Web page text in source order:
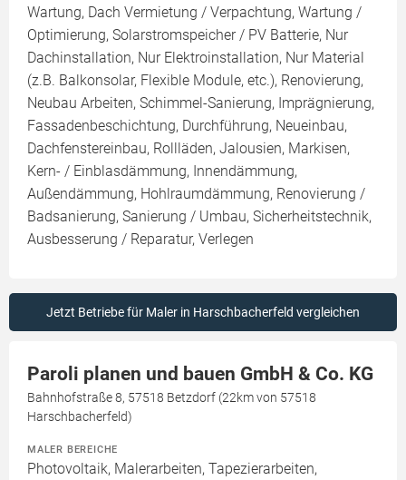
Wartung, Dach Vermietung / Verpachtung, Wartung /
Optimierung, Solarstromspeicher / PV Batterie, Nur
Dachinstallation, Nur Elektroinstallation, Nur Material
(z.B. Balkonsolar, Flexible Module, etc.), Renovierung,
Neubau Arbeiten, Schimmel-Sanierung, Imprägnierung,
Fassadenbeschichtung, Durchführung, Neueinbau,
Dachfenstereinbau, Rollläden, Jalousien, Markisen,
Kern- / Einblasdämmung, Innendämmung,
Außendämmung, Hohlraumdämmung, Renovierung /
Badsanierung, Sanierung / Umbau, Sicherheitstechnik,
Ausbesserung / Reparatur, Verlegen
Jetzt Betriebe für Maler in Harschbacherfeld vergleichen
Paroli planen und bauen GmbH & Co. KG
Bahnhofstraße 8, 57518 Betzdorf (22km von 57518
Harschbacherfeld)
MALER BEREICHE
Photovoltaik, Malerarbeiten, Tapezierarbeiten,